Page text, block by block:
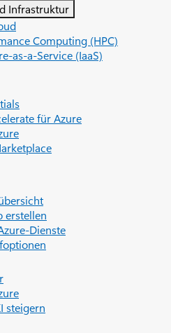
Infrastruktur
Computing (HPC)
as-a-Service (IaaS)
für Azure
erstellen
Dienste
steigern